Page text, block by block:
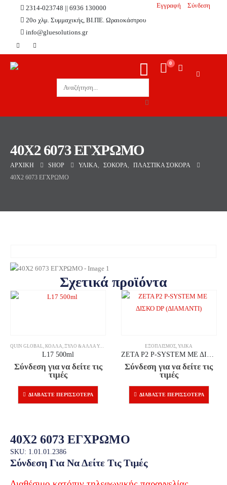
2314-023748 || 6936 130000
20ο χλμ. Συμμαχικής, ΒΙ.ΠΕ. Ωραιοκάστρου
info@gluesolutions.gr
Εγγραφή Σύνδεση
0
40X2 6073 ΕΓΧΡΩΜΟ
ΑΡΧΙΚΉ SHOP ΥΛΙΚΆ, ΣΌΚΟΡΑ,
ΠΛΑΣΤΙΚΆ ΣΌΚΟΡΑ
40X2 6073 ΕΓΧΡΩΜΟ
Σχετικά προϊόντα
QUIN GLOBAL,ΚΌΛΛΑ,ΞΎΛΟ & ΆΛΛΑ ΥΛΙΚΆ
L17 500ml
Σύνδεση για να δείτε τις
τιμές
ΔΙΑΒΆΣΤΕ ΠΕΡΙΣΣΌΤΕΡΑ
ΕΞΟΠΛΙΣΜΌΣ,ΥΛΙΚΆ
ZETA P2 P-SYSTEM ΜΕ ΔΙΣΚΟ DP (ΔΙΑΜΑΝΤΙ)
Σύνδεση για να δείτε τις
τιμές
ΔΙΑΒΆΣΤΕ ΠΕΡΙΣΣΌΤΕΡΑ
40X2 6073 ΕΓΧΡΩΜΟ
SKU: 1.01.01.2386
Σύνδεση Για Να Δείτε Τις Τιμές